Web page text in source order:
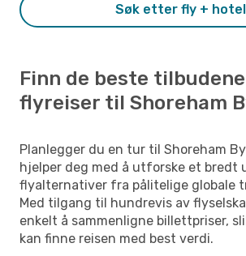
Søk etter fly +
Finn de beste
flyreiser til Shoreham
Planlegger du en tur til Shoreham
hjelper deg med å utforske et bredt
flyalternativer fra pålitelige globale
Med tilgang til hundrevis av
enkelt å sammenligne billettpriser,
kan finne reisen med best verdi.